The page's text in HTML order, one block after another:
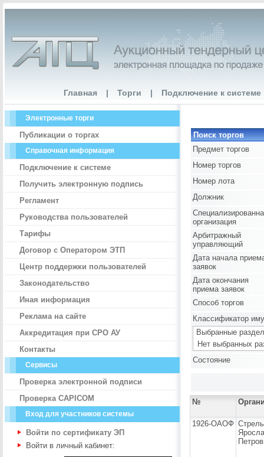
Главная | Торги | Подключение к системе
Электронные торги
Публикации о торгах
Справочная информация
Подключение к системе
Получить электронную подпись
Регламент
Руководства пользователей
Тарифы
Договор с Оператором ЭТП
Центр поддержки пользователей
Законодательство
Иная информация
Реклама на сайте
Аккредитация при СРО АУ
Контакты
Сервисы
Проверка электронной подписи
Проверка CAPICOM
Вход для участников системы
Войти по сертификату ЭП
Войти в личный кабинет:
Поиск торгов
Предмет торгов
Номер торгов
Номер лота
Должник
организация
Арбитражный
управляющий
Дата начала
заявок
Дата окончания
приема заявок
Способ торгов
Классификатор
Выбранные
Нет выбранных
Состояние
№
1926-ОАОФ